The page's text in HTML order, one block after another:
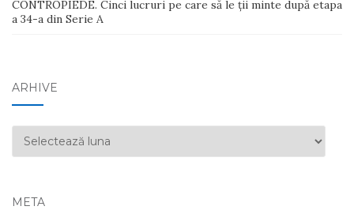
CONTROPIEDE. Cinci lucruri pe care să le ții minte după etapa
a 34-a din Serie A
ARHIVE
Arhive
META